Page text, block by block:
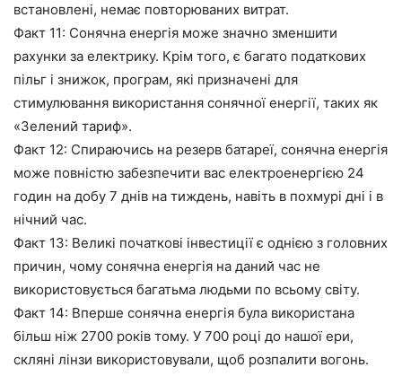
встановлені, немає повторюваних витрат.
Факт 11: Сонячна енергія може значно зменшити
рахунки за електрику. Крім того, є багато податкових
пільг і знижок, програм, які призначені для
стимулювання використання сонячної енергії, таких як
«Зелений тариф».
Факт 12: Спираючись на резерв батареї, сонячна енергія
може повністю забезпечити вас електроенергією 24
годин на добу 7 днів на тиждень, навіть в похмурі дні і в
нічний час.
Факт 13: Великі початкові інвестиції є однією з головних
причин, чому сонячна енергія на даний час не
використовується багатьма людьми по всьому світу.
Факт 14: Вперше сонячна енергія була використана
більш ніж 2700 років тому. У 700 році до нашої ери,
скляні лінзи використовували, щоб розпалити вогонь.